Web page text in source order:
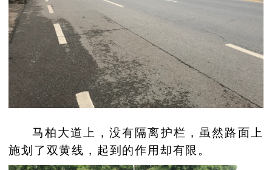
马柏大道上，没有隔离护栏，虽然路面上
施划了双黄线，起到的作用却有限。